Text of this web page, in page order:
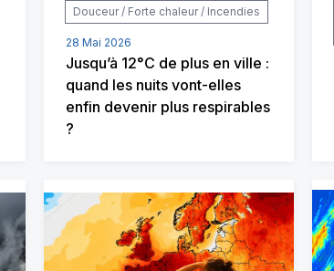
Douceur / Forte chaleur / Incendies
28 Mai 2026
Jusqu’à 12°C de plus en ville :
quand les nuits vont-elles
enfin devenir plus respirables
?